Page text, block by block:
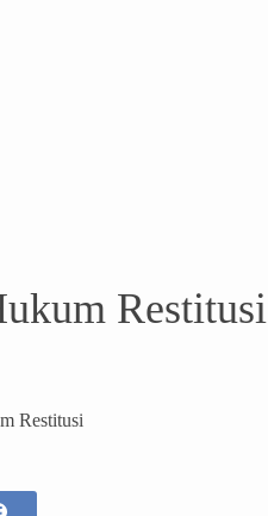
Restitusi
Restitusi